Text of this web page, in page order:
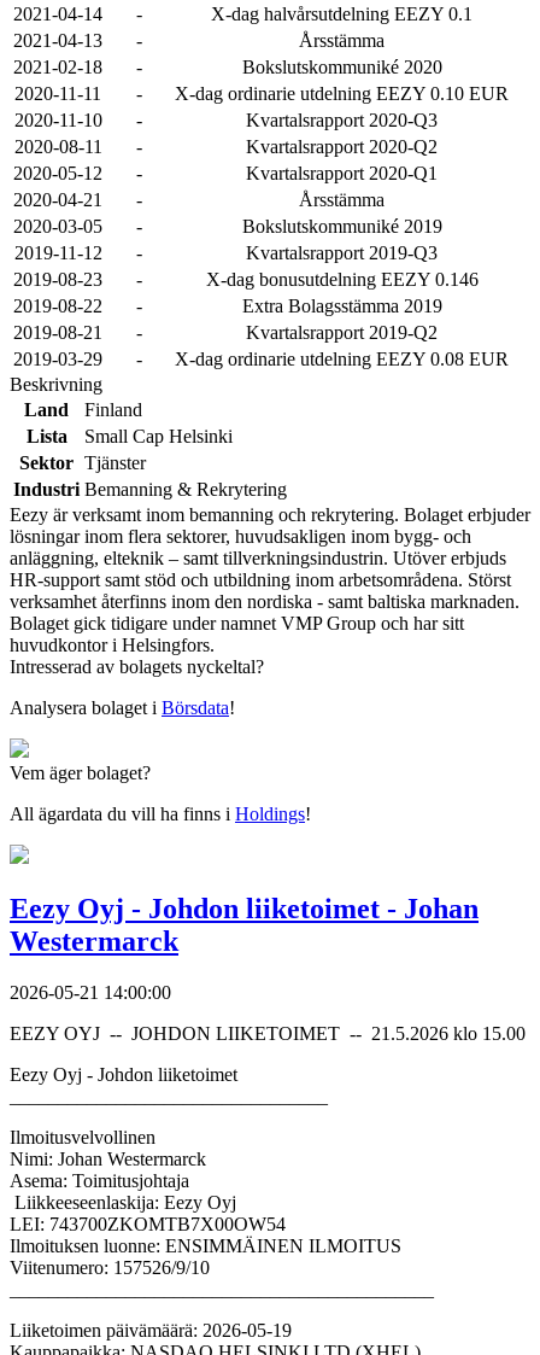
2021-04-14 -
X-dag halvårsutdelning EEZY 0.1
2021-04-13
-
Årsstämma
2021-02-18
-
Bokslutskommuniké 2020
2020-11-11
-
X-dag ordinarie utdelning EEZY 0.10 EUR
2020-11-10
-
Kvartalsrapport 2020-Q3
2020-08-11
-
Kvartalsrapport 2020-Q2
2020-05-12
-
Kvartalsrapport 2020-Q1
2020-04-21
-
Årsstämma
2020-03-05
-
Bokslutskommuniké 2019
2019-11-12
-
Kvartalsrapport 2019-Q3
2019-08-23
-
X-dag bonusutdelning EEZY 0.146
2019-08-22
-
Extra Bolagsstämma 2019
2019-08-21
-
Kvartalsrapport 2019-Q2
2019-03-29
-
X-dag ordinarie utdelning EEZY 0.08 EUR
Beskrivning
Land
Finland
Lista
Small Cap Helsinki
Sektor Tjänster
Industri Bemanning & Rekrytering
Eezy är verksamt inom bemanning och rekrytering. Bolaget erbjuder
lösningar inom flera sektorer, huvudsakligen inom bygg- och
anläggning, elteknik – samt tillverkningsindustrin. Utöver erbjuds
HR-support samt stöd och utbildning inom arbetsområdena. Störst
verksamhet återfinns inom den nordiska - samt baltiska marknaden.
Bolaget gick tidigare under namnet VMP Group och har sitt
huvudkontor i Helsingfors.
Intresserad av bolagets nyckeltal?
Analysera bolaget i Börsdata!
Vem äger bolaget?
All ägardata du vill ha finns i Holdings!
Eezy Oyj - Johdon liiketoimet - Johan
Westermarck
2026-05-21 14:00:00
EEZY OYJ -- JOHDON LIIKETOIMET -- 21.5.2026 klo 15.00
Eezy Oyj - Johdon liiketoimet
Ilmoitusvelvollinen
Nimi: Johan Westermarck
Asema: Toimitusjohtaja
Liikkeeseenlaskija: Eezy Oyj
LEI: 743700ZKOMTB7X00OW54
Ilmoituksen luonne: ENSIMMÄINEN ILMOITUS
Viitenumero: 157526/9/10
Liiketoimen päivämäärä: 2026-05-19